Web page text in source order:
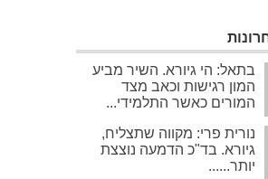
בתאל: הי גיורא. השיר מביע
המון רגישות וכאב מצד
המורים כאשר התלמידי...
נורית פרי: מקווה שתצליח,
גיורא. בד"כ הדמעה נוצצת
יותר......